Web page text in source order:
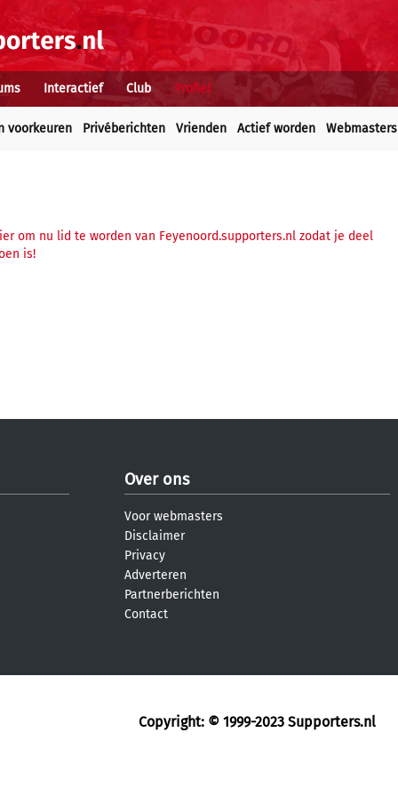
Interactief Club Profiel
voorkeuren Privéberichten Vrienden Actief worden Webmasters
om nu lid te worden van Feyenoord.supporters.nl zodat je deel
is!
Over ons
Voor webmasters
Disclaimer
Privacy
Adverteren
Partnerberichten
Contact
Copyright: © 1999-2023 Supporters.nl